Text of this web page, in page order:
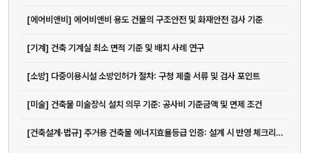
[에어비앤비] 에어비앤비 용도 건물의 구조안전 및 화재안전 검사 기준
[기계] 건축 기계실 최소 면적 기준 및 배치 사례 연구
[소방] 다중이용시설 소방인허가 절차: 구청 제출 서류 및 검사 포인트
[미술] 건축물 미술장식 설치 의무 기준: 공사비 기준금액 및 면제 조건
[건축설계·법규] 주거용 건축물 에너지효율등급 인증: 설계 시 반영 체크리스트